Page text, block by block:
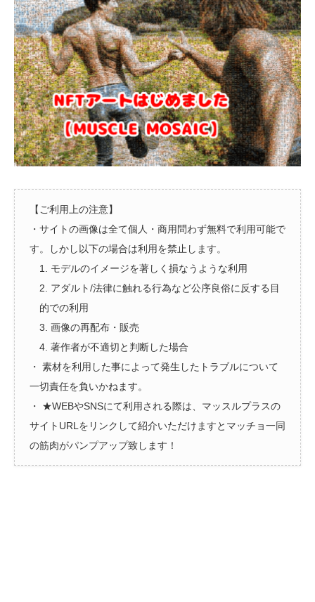
【ご利用上の注意】
・サイトの画像は全て個人・商用問わず無料で利用可能で
す。しかし以下の場合は利用を禁止します。
1. モデルのイメージを著しく損なうような利用
2. アダルト/法律に触れる行為など公序良俗に反する目
的での利用
3. 画像の再配布・販売
4. 著作者が不適切と判断した場合
・ 素材を利用した事によって発生したトラブルについて
一切責任を負いかねます。
・ ★WEBやSNSにて利用される際は、マッスルプラスの
サイトURLをリンクして紹介いただけますとマッチョ一同
の筋肉がパンプアップ致します！